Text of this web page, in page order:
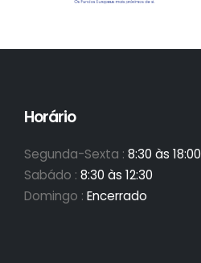
Horário
Segunda-Sexta : 8:30 às 18:00
Sabádo : 8:30 às 12:30
Domingo : Encerrado